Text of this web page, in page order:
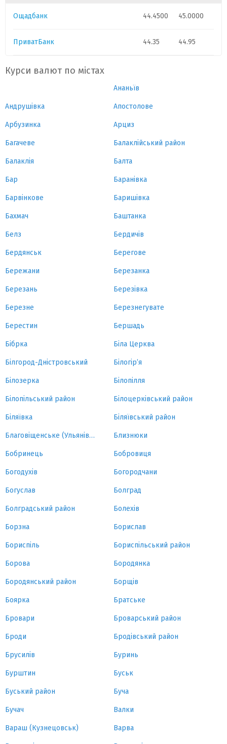
Ощадбанк 44.4500 45.0000
ПриватБанк 44.35 44.95
Курси валют по містах
Ананьїв
Андрушівка Апостолове
Арбузинка Арциз
Багачеве Балаклійський район
Балаклія Балта
Бар Баранівка
Барвінкове Баришівка
Бахмач Баштанка
Белз Бердичів
Бердянськ Берегове
Бережани Березанка
Березань Березівка
Березне Березнегувате
Берестин Бершадь
Бібрка Біла Церква
Білгород-Дністровський Білогір’я
Білозерка Білопілля
Білопільський район Білоцерківський район
Біляївка Біляївський район
Благовіщенське (Ульянівка) Близнюки
Бобринець Бобровиця
Богодухів Богородчани
Богуслав Болград
Болградський район Болехів
Борзна Борислав
Бориспіль Бориспільський район
Борова Бородянка
Бородянський район Борщів
Боярка Братське
Бровари Броварський район
Броди Бродівський район
Брусилів Буринь
Бурштин Буськ
Буський район Буча
Бучач Валки
Вараш (Кузнецовськ) Варва